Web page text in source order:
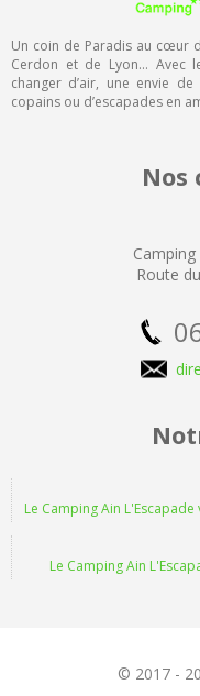
Un coin de Paradis au cœur
Cerdon et de Lyon… Avec
changer d’air, une envie
copains ou d’escapades en
Nos
Camping
Route
Le Camping Ain
Le Camping Ain
© 2017 -